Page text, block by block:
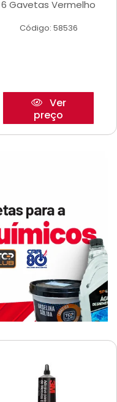
6 Gavetas Vermelho
Código: 58536
Ver
preço